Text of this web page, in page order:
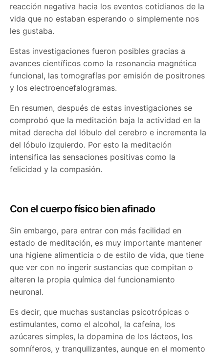
reacción negativa hacia los eventos cotidianos de la
vida que no estaban esperando o simplemente nos
les gustaba.
Estas investigaciones fueron posibles gracias a
avances científicos como la resonancia magnética
funcional, las tomografías por emisión de positrones
y los electroencefalogramas.
En resumen, después de estas investigaciones se
comprobó que la meditación baja la actividad en la
mitad derecha del lóbulo del cerebro e incrementa la
del lóbulo izquierdo. Por esto la meditación
intensifica las sensaciones positivas como la
felicidad y la compasión.
Con el cuerpo físico bien afinado
Sin embargo, para entrar con más facilidad en
estado de meditación, es muy importante mantener
una higiene alimenticia o de estilo de vida, que tiene
que ver con no ingerir sustancias que compitan o
alteren la propia química del funcionamiento
neuronal.
Es decir, que muchas sustancias psicotrópicas o
estimulantes, como el alcohol, la cafeína, los
azúcares simples, la dopamina de los lácteos, los
somníferos, y tranquilizantes, aunque en el momento